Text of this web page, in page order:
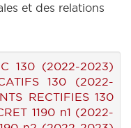
et des relations
130 (2022-2023)
130 (2022-
RECTIFIES 130
1190 n1 (2022-